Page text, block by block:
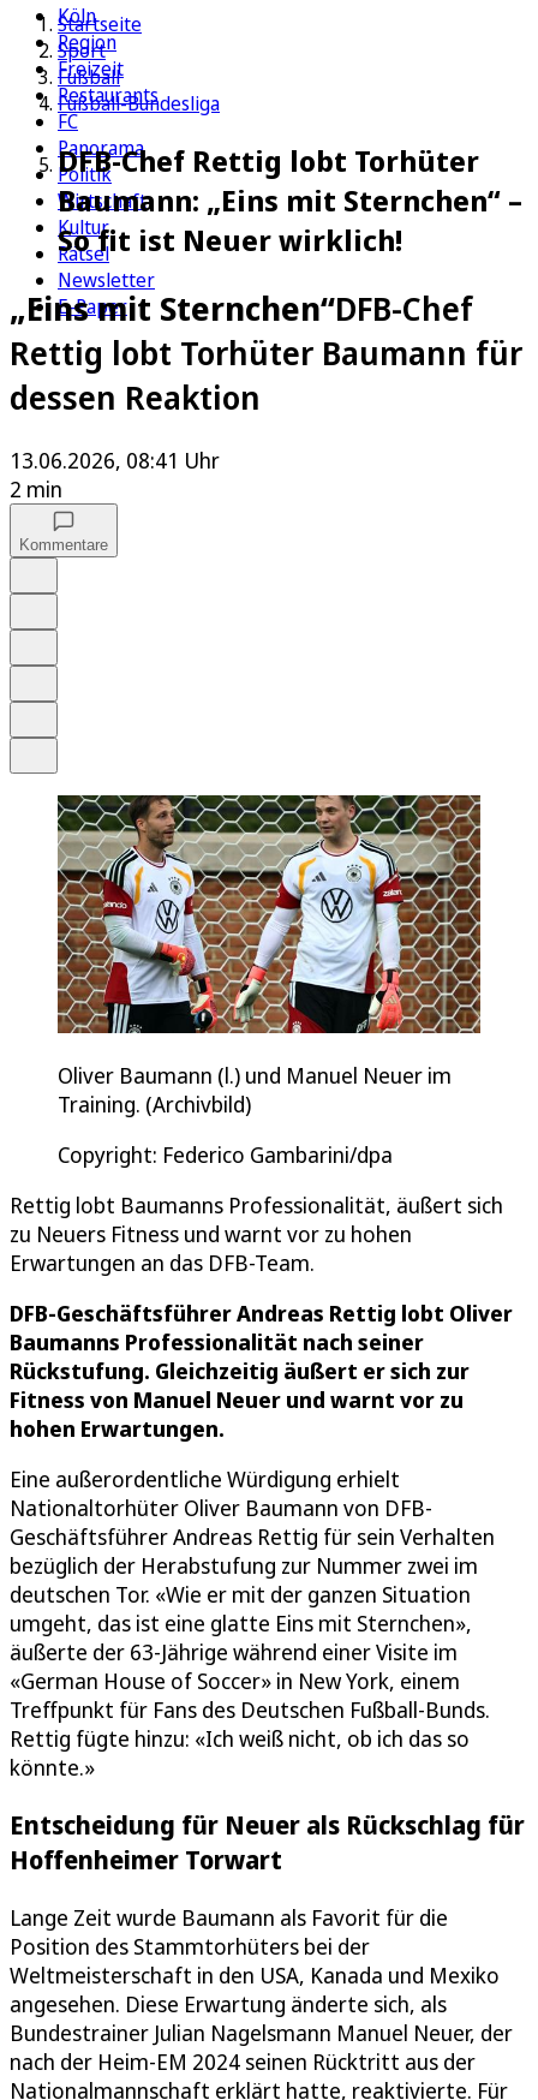
Köln
Region
Freizeit
Restaurants
FC
Panorama
Politik
Wirtschaft
Kultur
Rätsel
Newsletter
E-Paper
Startseite
Sport
Fußball
Fußball-Bundesliga
DFB-Chef Rettig lobt Torhüter
Baumann: „Eins mit Sternchen“ –
So fit ist Neuer wirklich!
„Eins mit Sternchen“DFB-Chef
Rettig lobt Torhüter Baumann für
dessen Reaktion
13.06.2026, 08:41 Uhr
2 min
Kommentare
Oliver Baumann (l.) und Manuel Neuer im
Training. (Archivbild)
Copyright: Federico Gambarini/dpa
Rettig lobt Baumanns Professionalität, äußert sich
zu Neuers Fitness und warnt vor zu hohen
Erwartungen an das DFB-Team.
DFB-Geschäftsführer Andreas Rettig lobt Oliver
Baumanns Professionalität nach seiner
Rückstufung. Gleichzeitig äußert er sich zur
Fitness von Manuel Neuer und warnt vor zu
hohen Erwartungen.
Eine außerordentliche Würdigung erhielt
Nationaltorhüter Oliver Baumann von DFB-
Geschäftsführer Andreas Rettig für sein Verhalten
bezüglich der Herabstufung zur Nummer zwei im
deutschen Tor. «Wie er mit der ganzen Situation
umgeht, das ist eine glatte Eins mit Sternchen»,
äußerte der 63-Jährige während einer Visite im
«German House of Soccer» in New York, einem
Treffpunkt für Fans des Deutschen Fußball-Bunds.
Rettig fügte hinzu: «Ich weiß nicht, ob ich das so
könnte.»
Entscheidung für Neuer als Rückschlag für
Hoffenheimer Torwart
Lange Zeit wurde Baumann als Favorit für die
Position des Stammtorhüters bei der
Weltmeisterschaft in den USA, Kanada und Mexiko
angesehen. Diese Erwartung änderte sich, als
Bundestrainer Julian Nagelsmann Manuel Neuer, der
nach der Heim-EM 2024 seinen Rücktritt aus der
Nationalmannschaft erklärt hatte, reaktivierte. Für